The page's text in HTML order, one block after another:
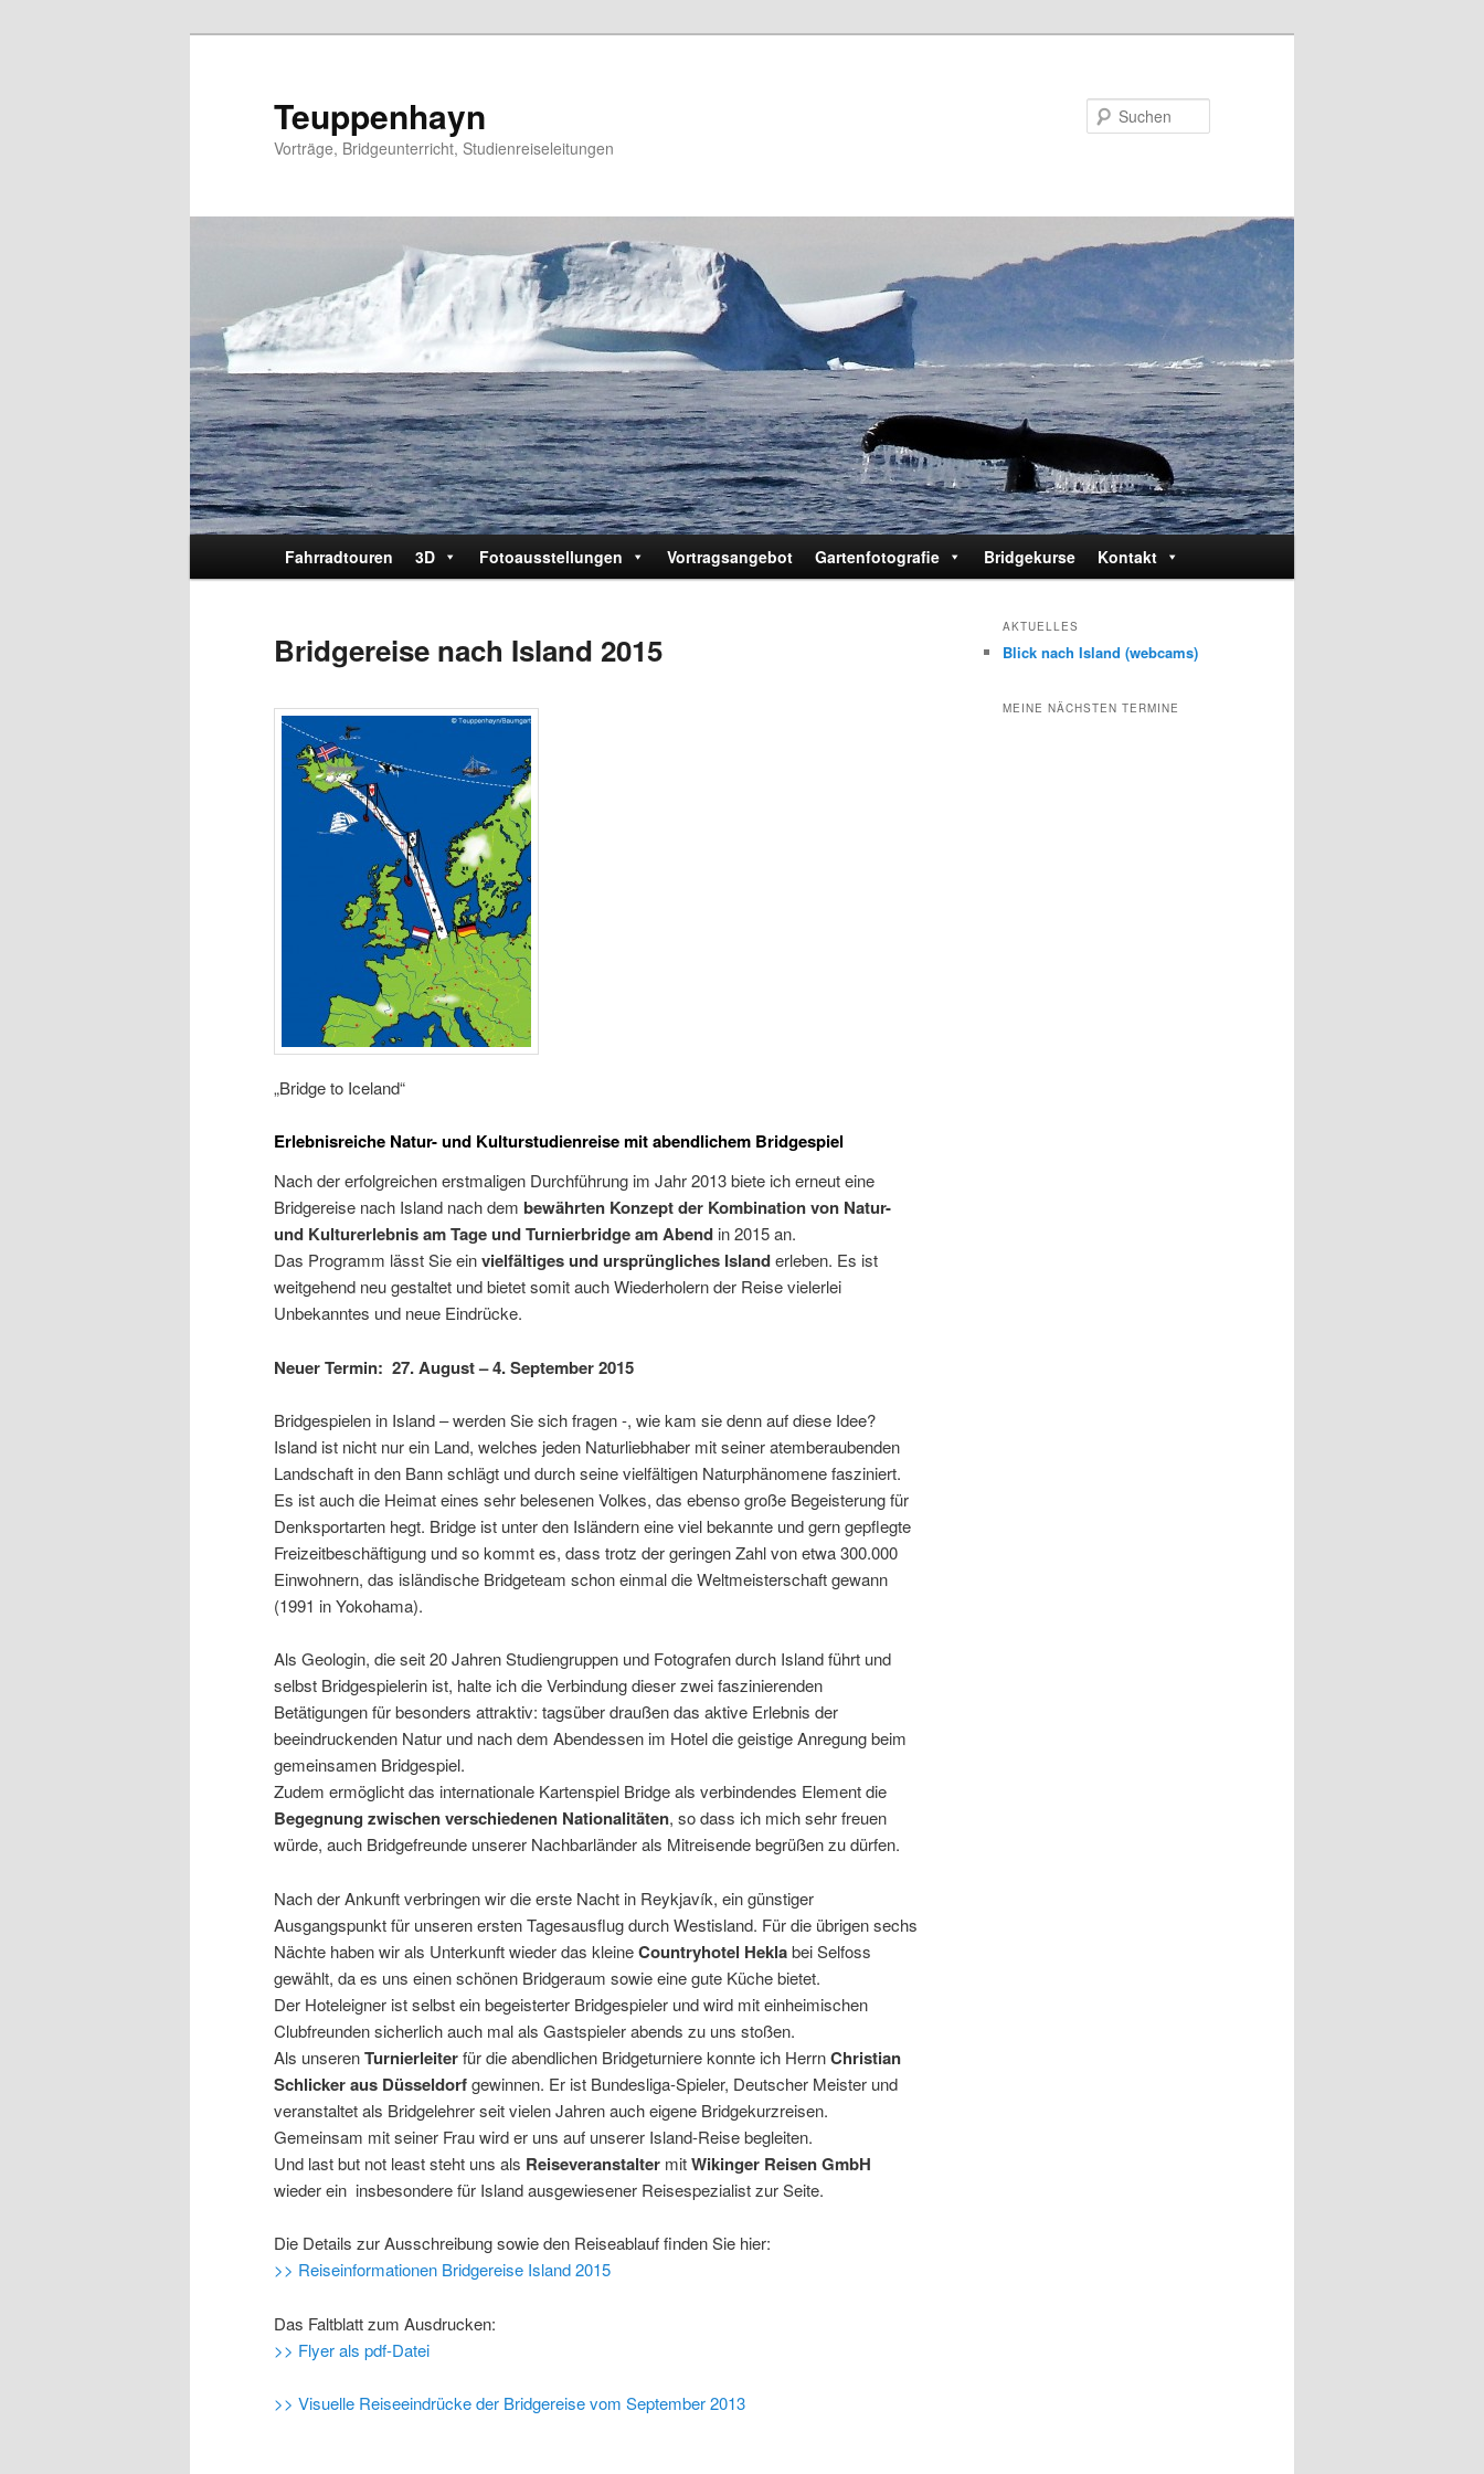
Teuppenhayn
Vorträge, Bridgeunterricht, Studienreiseleitungen
Fahrradtouren 3D Fotoausstellungen Vortragsangebot Gartenfotografie Bridgekurse Kontakt
Bridgereise nach Island 2015
„Bridge to Iceland“
Erlebnisreiche Natur- und Kulturstudienreise mit abendlichem Bridgespiel
Nach der erfolgreichen erstmaligen Durchführung im Jahr 2013 biete ich erneut eine
Bridgereise nach Island nach dem bewährten Konzept der Kombination von Natur-
und Kulturerlebnis am Tage und Turnierbridge am Abend in 2015 an.
Das Programm lässt Sie einvielfältiges und ursprüngliches Islanderleben. Es ist
weitgehend neu gestaltet und bietet somit auch Wiederholern der Reise vielerlei
Unbekanntes und neue Eindrücke.
Neuer Termin: 27. August – 4. September 2015
Bridgespielen in Island – werden Sie sich fragen -, wie kam sie denn auf diese Idee?
Island ist nicht nur ein Land, welches jeden Naturliebhaber mit seiner atemberaubenden
Landschaft in den Bann schlägt und durch seine vielfältigen Naturphänomene fasziniert.
Es ist auch die Heimat eines sehr belesenen Volkes, das ebenso große Begeisterung für
Denksportarten hegt. Bridge ist unter den Isländern eine viel bekannte und gern gepflegte
Freizeitbeschäftigung und so kommt es, dass trotz der geringen Zahl von etwa 300.000
Einwohnern, das isländische Bridgeteam schon einmal die Weltmeisterschaft gewann
(1991 in Yokohama).
Als Geologin, die seit 20 Jahren Studiengruppen und Fotografen durch Island führt und
selbst Bridgespielerin ist, halte ich die Verbindung dieser zwei faszinierenden
Betätigungen für besonders attraktiv: tagsüber draußen das aktive Erlebnis der
beeindruckenden Natur und nach dem Abendessen im Hotel die geistige Anregung beim
gemeinsamen Bridgespiel.
Zudem ermöglicht das internationale Kartenspiel Bridge als verbindendes Element die
Begegnung zwischen verschiedenen Nationalitäten, so dass ich mich sehr freuen
würde, auch Bridgefreunde unserer Nachbarländer als Mitreisende begrüßen zu dürfen.
Nach der Ankunft verbringen wir die erste Nacht in Reykjavík, ein günstiger
Ausgangspunkt für unseren ersten Tagesausflug durch Westisland. Für die übrigen sechs
Nächte haben wir als Unterkunft wieder das kleineCountryhotel Heklabei Selfoss
gewählt, da es uns einen schönen Bridgeraum sowie eine gute Küche bietet.
Der Hoteleigner ist selbst ein begeisterter Bridgespieler und wird mit einheimischen
Clubfreunden sicherlich auch mal als Gastspieler abends zu uns stoßen.
Als unserenTurnierleiterfür die abendlichen Bridgeturniere konnte ich HerrnChristian
Schlicker aus Düsseldorfgewinnen. Er ist Bundesliga-Spieler, Deutscher Meister und
veranstaltet als Bridgelehrer seit vielen Jahren auch eigene Bridgekurzreisen.
Gemeinsam mit seiner Frau wird er uns auf unserer Island-Reise begleiten.
Und last but not least steht uns als Reiseveranstalter mitWikinger Reisen GmbH
wieder ein insbesondere für Island ausgewiesener Reisespezialist zur Seite.
Die Details zur Ausschreibung sowie den Reiseablauf finden Sie hier:
>> Reiseinformationen Bridgereise Island 2015
Das Faltblatt zum Ausdrucken:
>> Flyer als pdf-Datei
>> Visuelle Reiseeindrücke der Bridgereise vom September 2013
AKTUELLES
Blick nach Island (webcams)
MEINE NÄCHSTEN TERMINE